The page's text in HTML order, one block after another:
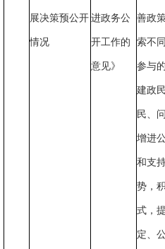
展决策预公开
情况
进政务公
开工作的
意见》
善政
索不
参与
建政
民、
增进
和支
势，
式，
定、